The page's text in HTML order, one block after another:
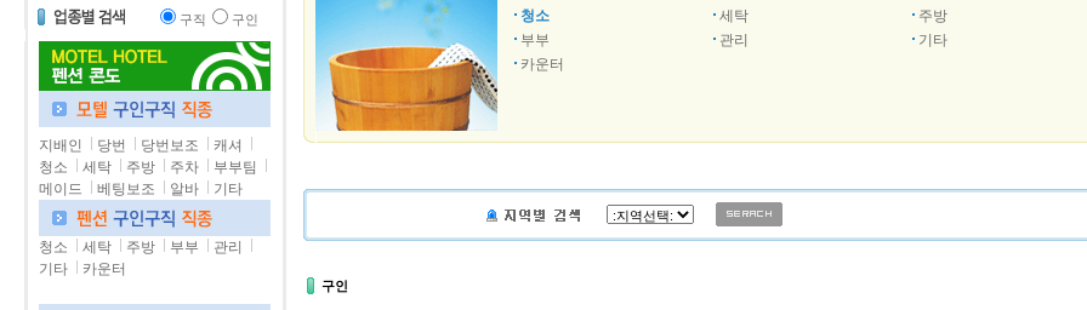
구직 구인
지배인 당번 당번보조
캐셔
청소
세탁 주방 주차
부부팀
메이드
베팅보조 알바 기타
청소 세탁 주방 부부
관리
기타
카운터
청소 세탁
주방
부부
관리
기타
카운터
구인